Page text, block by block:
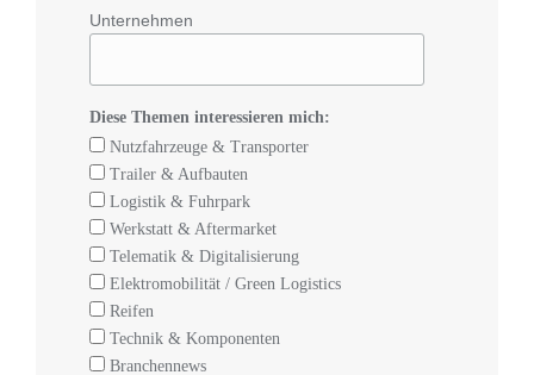
Unternehmen
Diese Themen interessieren mich:
Nutzfahrzeuge & Transporter
Trailer & Aufbauten
Logistik & Fuhrpark
Werkstatt & Aftermarket
Telematik & Digitalisierung
Elektromobilität / Green Logistics
Reifen
Technik & Komponenten
Branchennews